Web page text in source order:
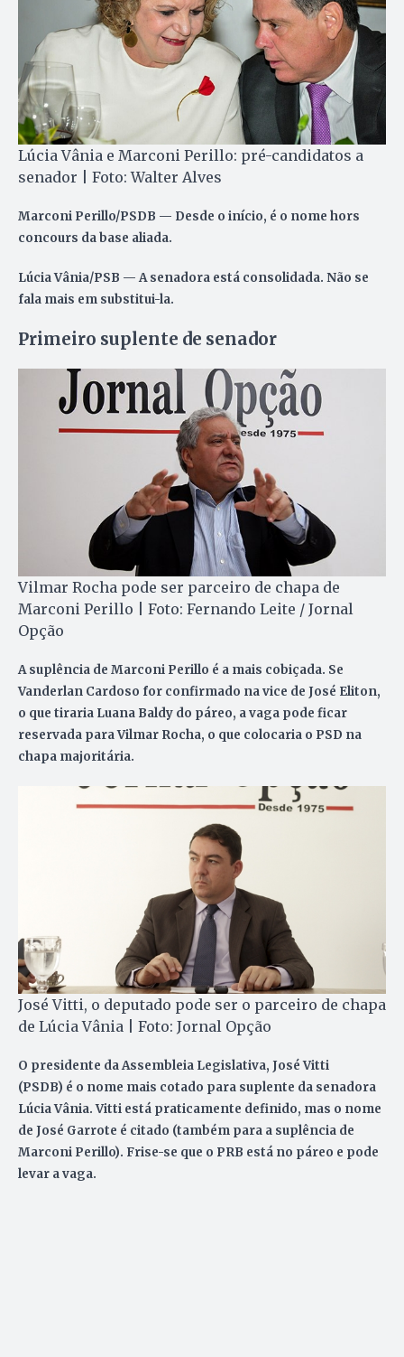
Lúcia Vânia e Marconi Perillo: pré-candidatos a
senador | Foto: Walter Alves
Marconi Perillo/PSDB — Desde o início, é o nome hors
concours da base aliada.
Lúcia Vânia/PSB — A senadora está consolidada. Não se
fala mais em substitui-la.
Primeiro suplente de senador
Vilmar Rocha pode ser parceiro de chapa de
Marconi Perillo | Foto: Fernando Leite / Jornal
Opção
A suplência de Marconi Perillo é a mais cobiçada. Se
Vanderlan Cardoso for confirmado na vice de José Eliton,
o que tiraria Luana Baldy do páreo, a vaga pode ficar
reservada paraVilmar Rocha, o que colocaria o PSD na
chapa majoritária.
José Vitti, o deputado pode ser o parceiro de chapa
de Lúcia Vânia | Foto: Jornal Opção
O presidente da Assembleia Legislativa, José Vitti
(PSDB) é o nome mais cotado para suplente da senadora
Lúcia Vânia. Vitti está praticamente definido, mas o nome
de José Garrote é citado (também para a suplência de
Marconi Perillo). Frise-se que o PRB está no páreo e pode
levar a vaga.